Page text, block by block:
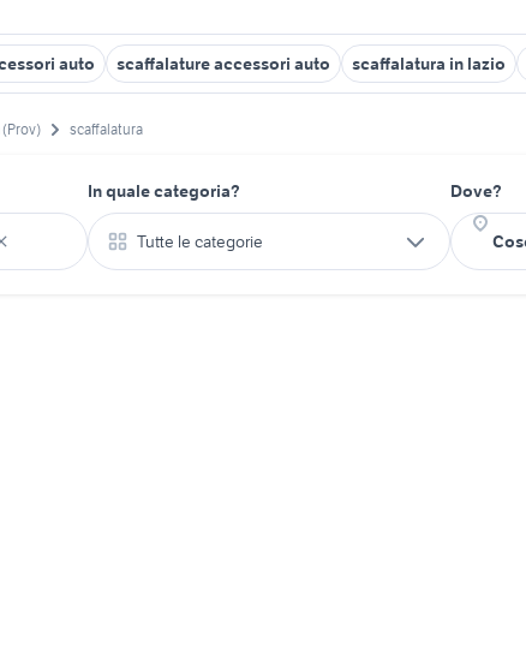
auto scaffalature accessori auto scaffalatura in lazio
(Prov) scaffalatura
In quale categoria?
Tutte le categorie
Dove?